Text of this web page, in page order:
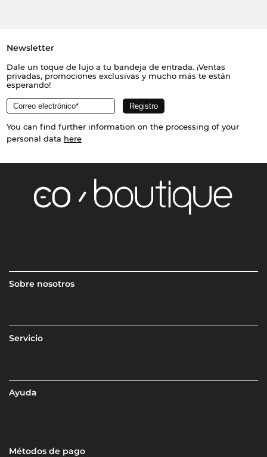
Newsletter
Dale un toque de lujo a tu bandeja de entrada. ¡Ventas
privadas, promociones exclusivas y mucho más te están
esperando!
You can find further information on the processing of your
personal data here
Sobre nosotros
Servicio
Ayuda
Métodos de pago